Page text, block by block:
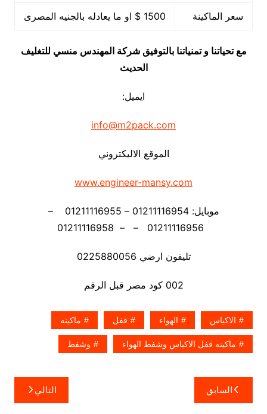
سعر الماكينة 1500 $ او ما يعادله بالجنيه المصرى
مع تحياتنا و تمنياتنا بالتوفيق شركة المهندس منسي للتغليف
الحديث
ايميل:
info@m2pack.com
الموقع الاليكتروني
www.engineer-mansy.com
موبايل: 01211116954 – 01211116955 –
تليفون ارضي 0225880056
002 كود مصر قبل الرقم
الاكياس الهواء قفل ماكينه
ماكينه قفل الاكياس وشفط الهواء وشفط
تصفّح
المقالات
السابق التالي